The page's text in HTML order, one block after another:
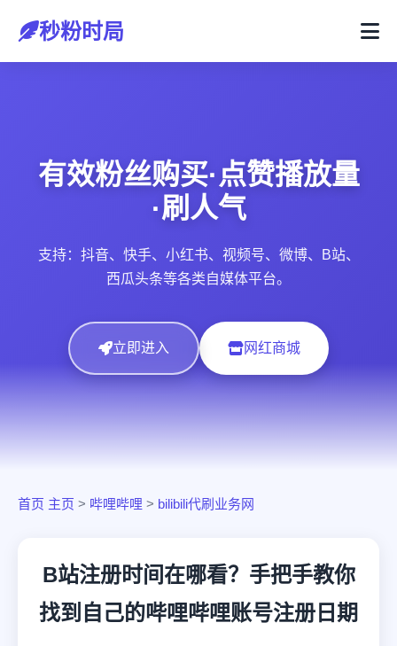
秒粉时局
有效粉丝购买·点赞播放量
·刷人气
支持：抖音、快手、小红书、视频号、微博、B站、
西瓜头条等各类自媒体平台。
立即进入 网红商城
首页 主页 > 哔哩哔哩 > bilibili代刷业务网
B站注册时间在哪看？手把手教你
找到自己的哔哩哔哩账号注册日期